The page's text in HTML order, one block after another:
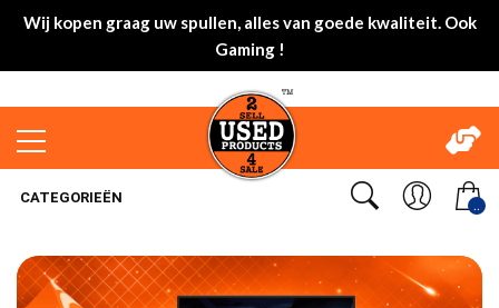
Wij kopen graag uw spullen, alles van goede kwaliteit. Ook
Gaming !
..
CATEGORIEËN